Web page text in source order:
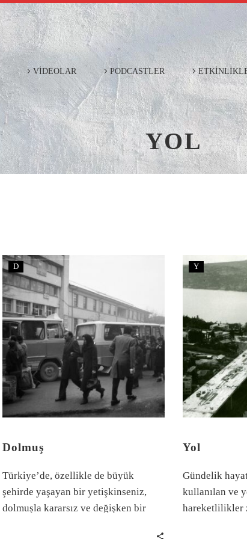
VİDEOLAR PODCASTLER
YOL
D
Dolmuş
Türkiye’de, özellikle de büyük
şehirde yaşayan bir yetişkinseniz,
dolmuşla kararsız ve değişken bir
Y
Yol
Gündelik
kullanılan ve
hareketlilikler